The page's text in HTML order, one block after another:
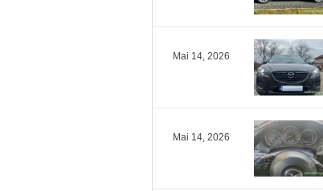
Mai 14, 2026
Mai 14, 2026